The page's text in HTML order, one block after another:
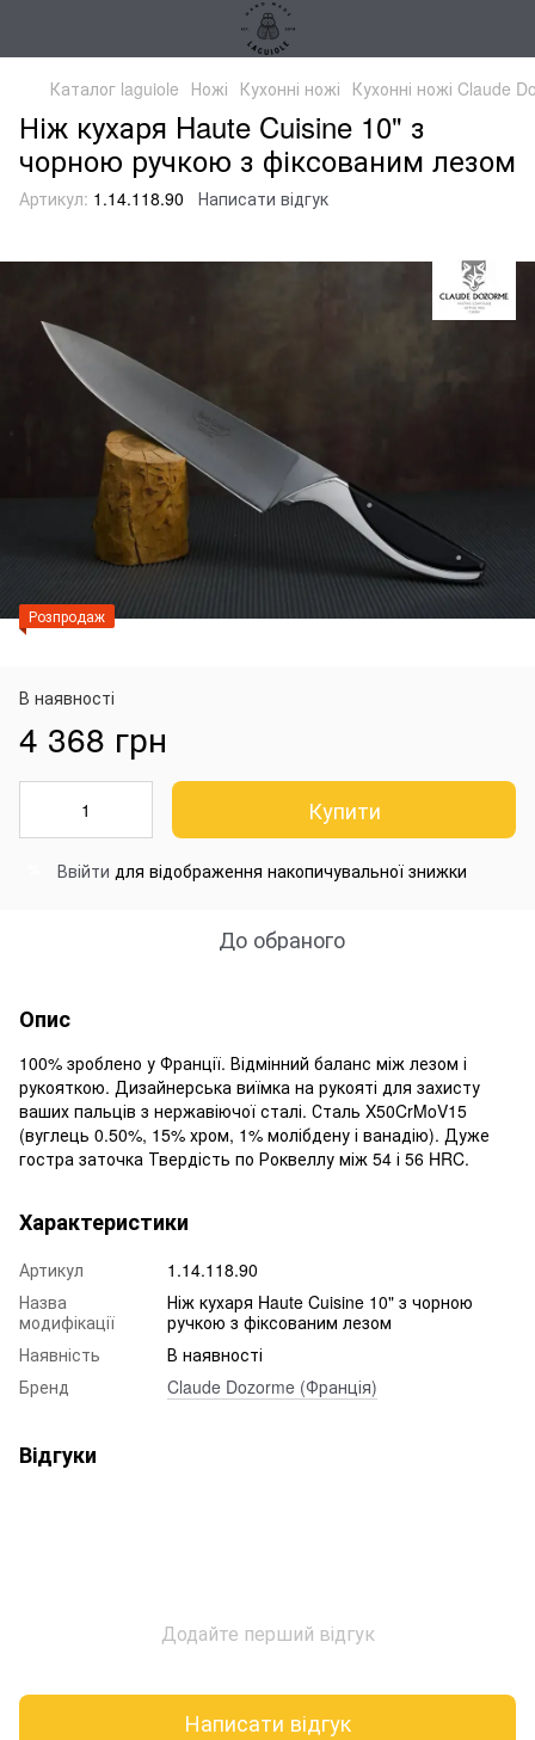
Каталог laguiole Ножі Кухонні ножі Кухонні ножі Claude
Ніж кухаря Haute Cuisine 10" з
чорною ручкою з фіксованим лезом
Артикул: 1.14.118.90 Написати відгук
Розпродаж
В наявності
4 368 грн
Купити
Ввійти для відображення накопичувальної знижки
До обраного
Опис
100% зроблено у Франції. Відмінний баланс між лезом і
рукояткою. Дизайнерська виїмка на рукояті для захисту
ваших пальців з нержавіючої сталі. Сталь X50CrMoV15
(вуглець 0.50%, 15% хром, 1% молібдену і ванадію). Дуже
гостра заточка Твердість по Роквеллу між 54 і 56 HRC.
Характеристики
Артикул
1.14.118.90
Назва
модифікації
Ніж кухаря Haute Cuisine 10" з чорною
ручкою з фіксованим лезом
Наявність
В наявності
Бренд
Claude Dozorme (Франція)
Відгуки
Додайте перший відгук
Написати відгук